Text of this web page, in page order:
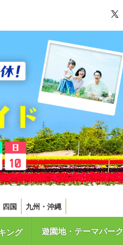
四国 九州・沖縄
ング 遊園地・テーマパーク